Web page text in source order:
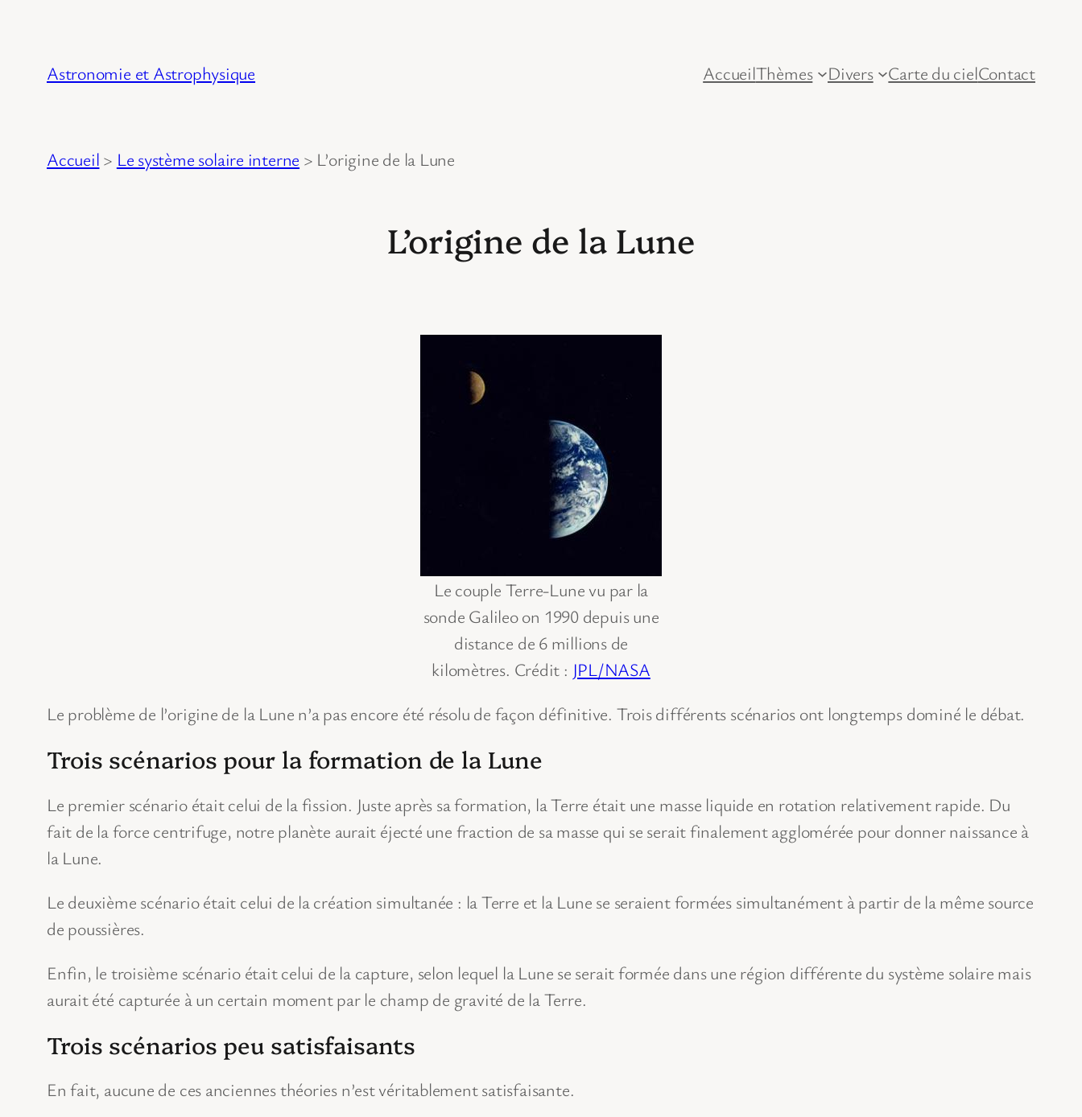
Astronomie et Astrophysique AccueilThèmes Divers Carte du cielContact
Accueil > Le système solaire interne > L’origine de la Lune
L’origine de la Lune
Le couple Terre-Lune vu par la
sonde Galileo on 1990 depuis une
distance de 6 millions de
kilomètres. Crédit : JPL/NASA
Le problème de l’origine de la Lune n’a pas encore été résolu de façon définitive. Trois différents scénarios ont longtemps dominé le débat.
Trois scénarios pour la formation de la Lune
Le premier scénario était celui de la fission. Juste après sa formation, la Terre était une masse liquide en rotation relativement rapide. Du
fait de la force centrifuge, notre planète aurait éjecté une fraction de sa masse qui se serait finalement agglomérée pour donner naissance à
la Lune.
Le deuxième scénario était celui de la création simultanée : la Terre et la Lune se seraient formées simultanément à partir de la même source
de poussières.
Enfin, le troisième scénario était celui de la capture, selon lequel la Lune se serait formée dans une région différente du système solaire mais
aurait été capturée à un certain moment par le champ de gravité de la Terre.
Trois scénarios peu satisfaisants
En fait, aucune de ces anciennes théories n’est véritablement satisfaisante.